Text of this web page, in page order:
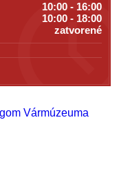
10:00 - 16:00
10:00 - 18:00
zatvorené
Vármúzeuma